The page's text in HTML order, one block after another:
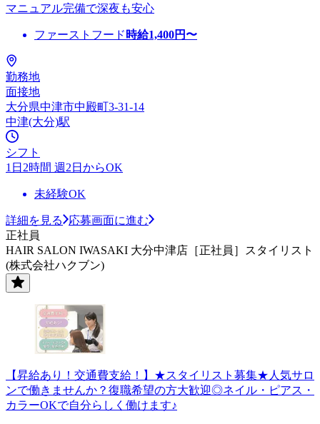
マニュアル完備で深夜も安心
ファーストフード 時給1,400円〜
勤務地
面接地
大分県中津市中殿町3-31-14
中津(大分)駅
シフト
1日2時間 週2日からOK
未経験OK
詳細を見る
応募画面に進む
正社員
HAIR SALON IWASAKI 大分中津店［正社員］スタイリスト
(株式会社ハクブン)
【昇給あり！交通費支給！】★スタイリスト募集★人気サロ
ンで働きませんか？復職希望の方大歓迎◎ネイル・ピアス・
カラーOKで自分らしく働けます♪